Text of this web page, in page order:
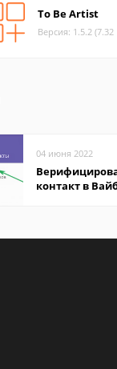
To Be Artist
Версия: 1.5.2
04 июня 2022
контакт в